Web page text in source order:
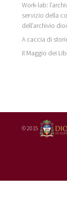
Work-lab:
servizio della
dell’archivio
A caccia di
Il Maggio dei
© 2015